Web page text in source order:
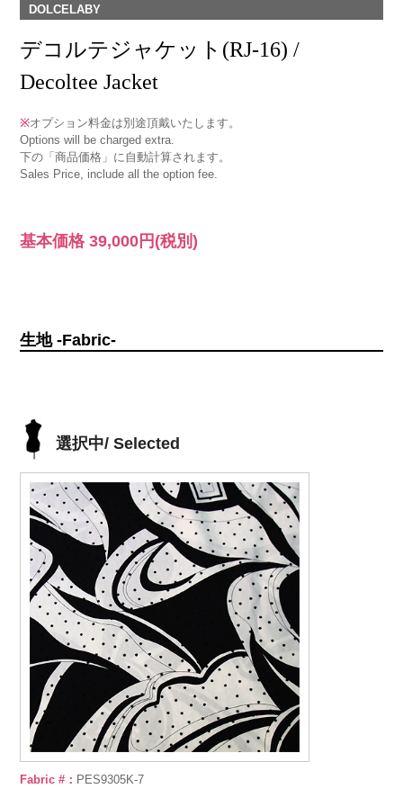
DOLCELABY
デコルテジャケット(RJ-16) /
Decoltee Jacket
※オプション料金は別途頂戴いたします。
Options will be charged extra.
下の「商品価格」に自動計算されます。
Sales Price, include all the option fee.
基本価格39,000円 (税別)
生地 -Fabric-
選択中/ Selected
Fabric #： PES9305K-7